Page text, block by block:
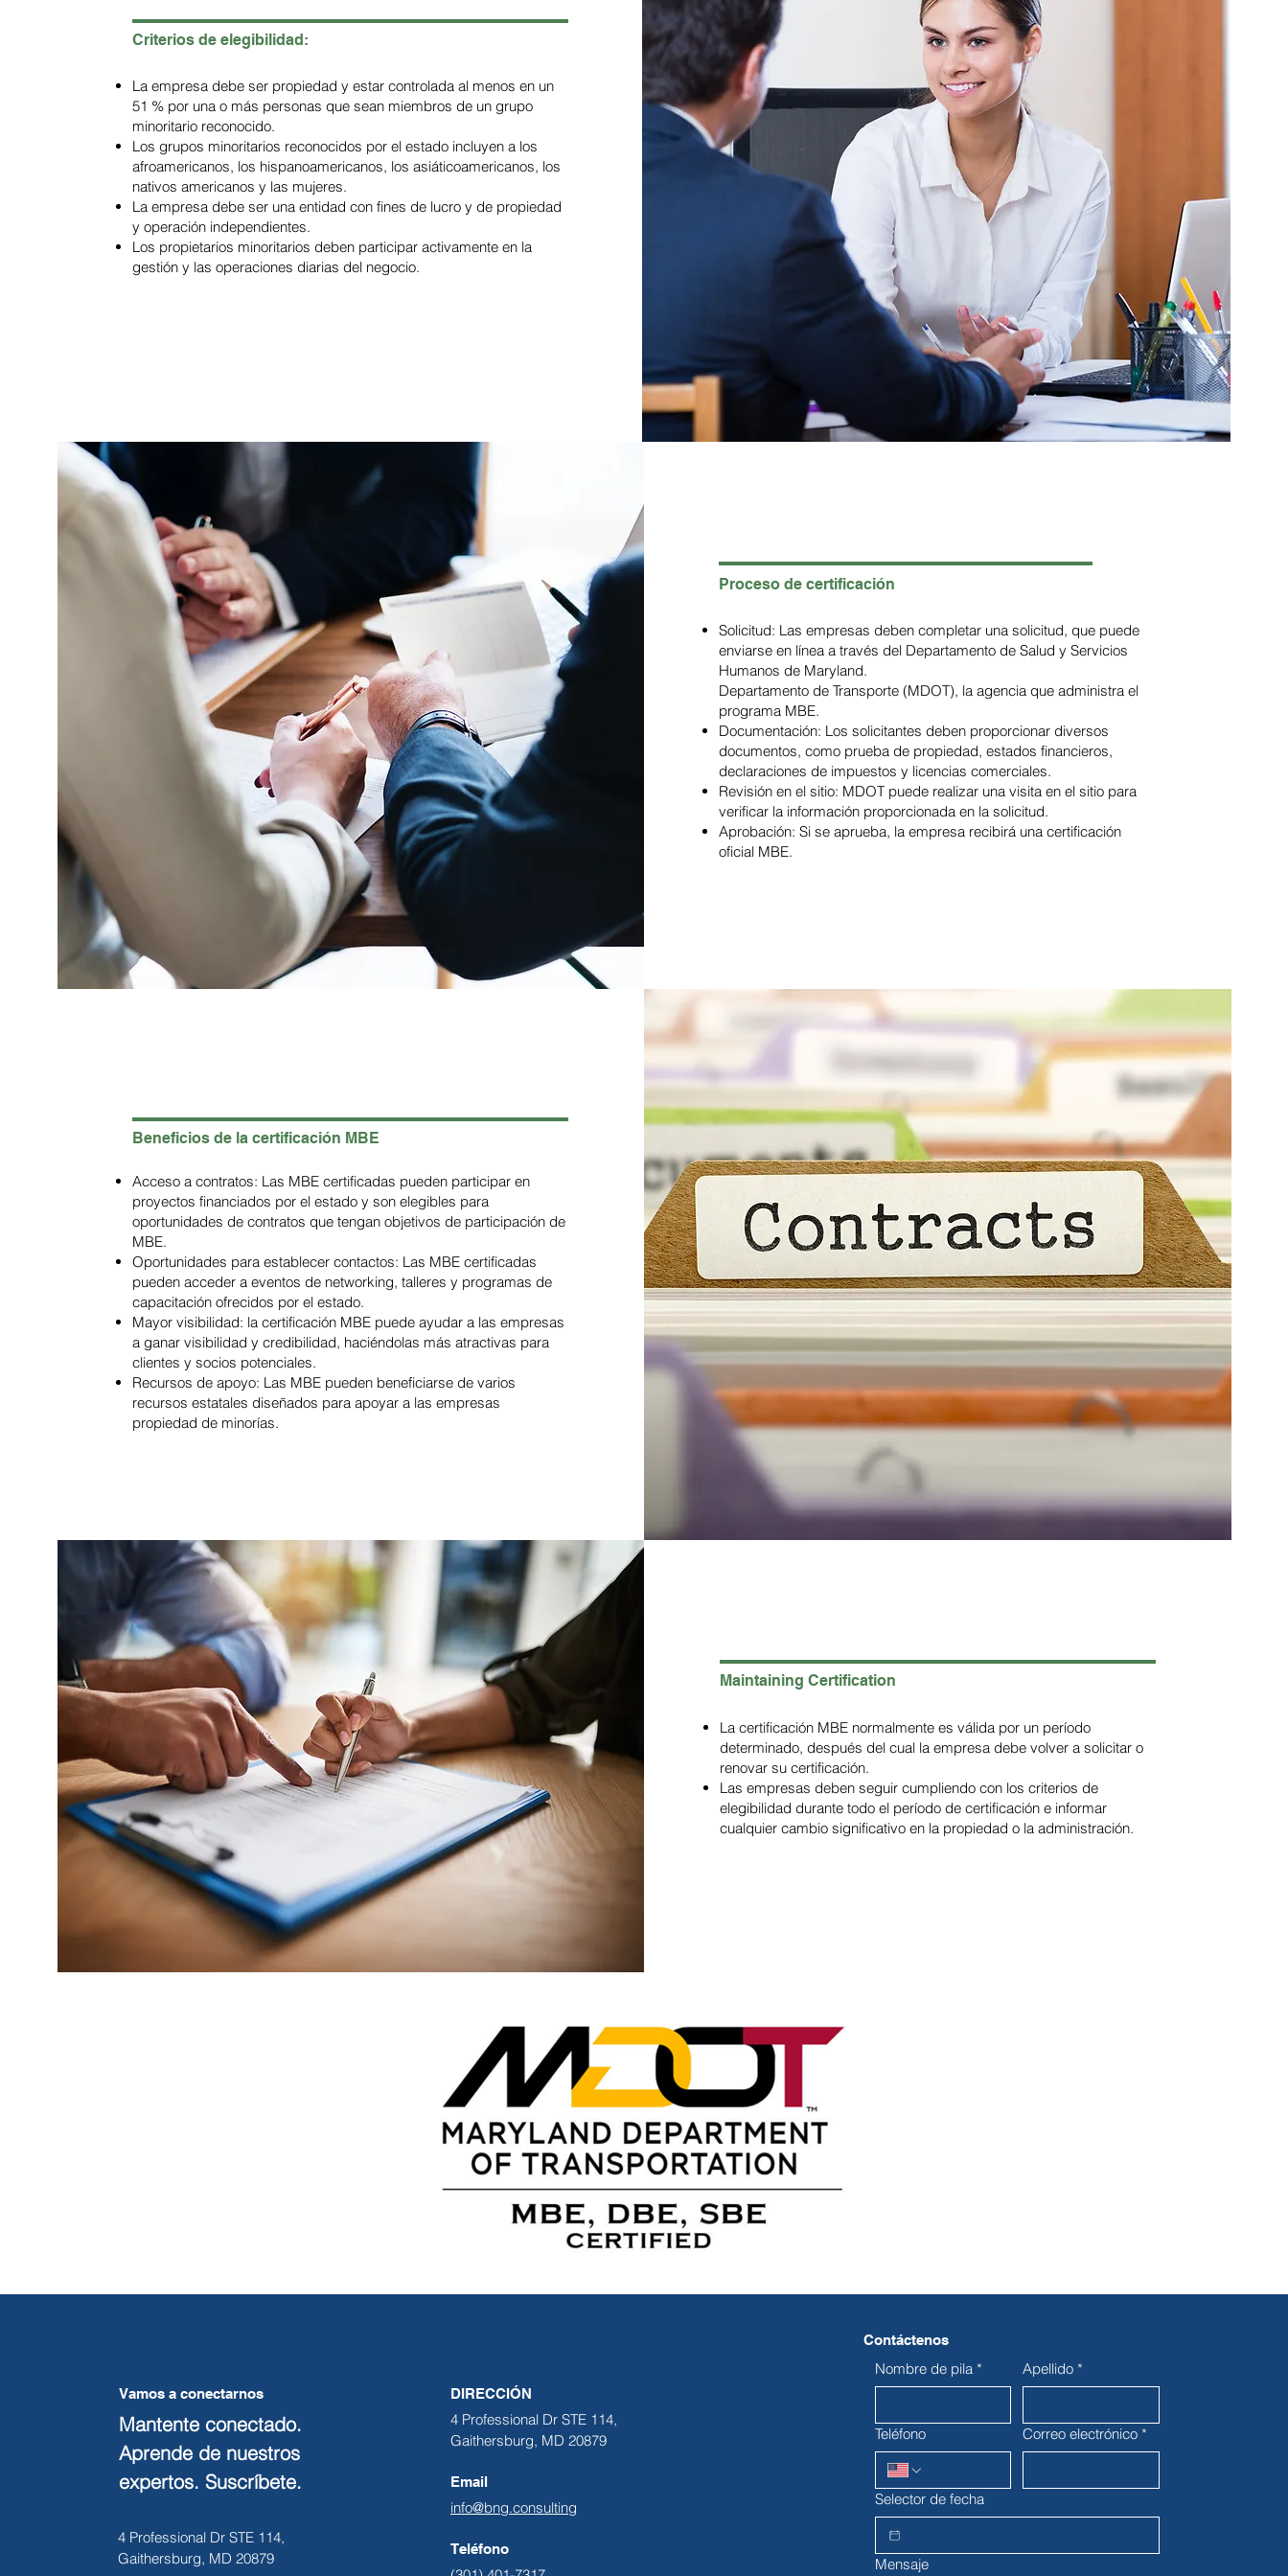
Criterios de elegibilidad:
La empresa debe ser propiedad y estar controlada al menos en un
51 % por una o más personas que sean miembros de un grupo
minoritario reconocido.
Los grupos minoritarios reconocidos por el estado incluyen a los
afroamericanos, los hispanoamericanos, los asiáticoamericanos, los
nativos americanos y las mujeres.
La empresa debe ser una entidad con fines de lucro y de propiedad
y operación independientes.
Los propietarios minoritarios deben participar activamente en la
gestión y las operaciones diarias del negocio.
Proceso de certificación
Solicitud: Las empresas deben completar una solicitud, que puede
enviarse en línea a través del Departamento de Salud y Servicios
Humanos de Maryland.
Departamento de Transporte (MDOT), la agencia que administra el
programa MBE.
Documentación: Los solicitantes deben proporcionar diversos
documentos, como prueba de propiedad, estados financieros,
declaraciones de impuestos y licencias comerciales.
Revisión en el sitio: MDOT puede realizar una visita en el sitio para
verificar la información proporcionada en la solicitud.
Aprobación: Si se aprueba, la empresa recibirá una certificación
oficial MBE.
Beneficios de la certificación MBE
Acceso a contratos: Las MBE certificadas pueden participar en
proyectos financiados por el estado y son elegibles para
oportunidades de contratos que tengan objetivos de participación de
MBE.
Oportunidades para establecer contactos: Las MBE certificadas
pueden acceder a eventos de networking, talleres y programas de
capacitación ofrecidos por el estado.
Mayor visibilidad: la certificación MBE puede ayudar a las empresas
a ganar visibilidad y credibilidad, haciéndolas más atractivas para
clientes y socios potenciales.
Recursos de apoyo: Las MBE pueden beneficiarse de varios
recursos estatales diseñados para apoyar a las empresas
propiedad de minorías.
Maintaining Certification
La certificación MBE normalmente es válida por un período
determinado, después del cual la empresa debe volver a solicitar o
renovar su certificación.
Las empresas deben seguir cumpliendo con los criterios de
elegibilidad durante todo el período de certificación e informar
cualquier cambio significativo en la propiedad o la administración.
Vamos a conectarnos
Mantente conectado.
Aprende de nuestros
expertos. Suscríbete.
4 Professional Dr STE 114,
Gaithersburg, MD 20879
DIRECCIÓN
4 Professional Dr STE 114,
Gaithersburg, MD 20879
Email
info@bng.consulting
Teléfono
Contáctenos
Nombre de pila * Apellido *
Teléfono Correo electrónico *
Selector de fecha
Mensaje